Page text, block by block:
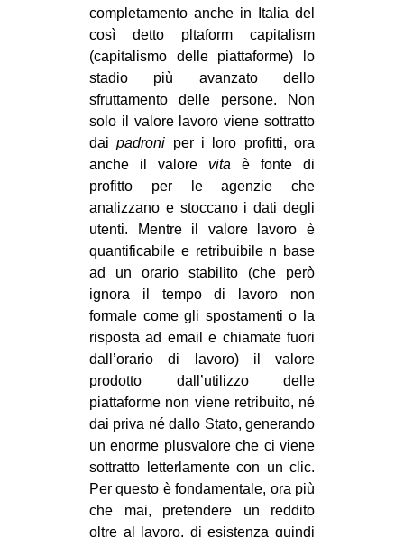
completamento anche in Italia del
così detto pltaform capitalism
(capitalismo delle piattaforme) lo
stadio più avanzato dello
sfruttamento delle persone. Non
solo il valore lavoro viene sottratto
daipadroni per i loro profitti, ora
anche il valore vita è fonte di
profitto per le agenzie che
analizzano e stoccano i dati degli
utenti. Mentre il valore lavoro è
quantificabile e retribuibile n base
ad un orario stabilito (che però
ignora il tempo di lavoro non
formale come gli spostamenti o la
risposta ad email e chiamate fuori
dall’orario di lavoro) il valore
prodotto dall’utilizzo delle
piattaforme non viene retribuito, né
dai priva né dallo Stato, generando
un enorme plusvalore che ci viene
sottratto letterlamente con un clic.
Per questo è fondamentale, ora più
che mai, pretendere un reddito
oltre al lavoro, di esistenza quindi